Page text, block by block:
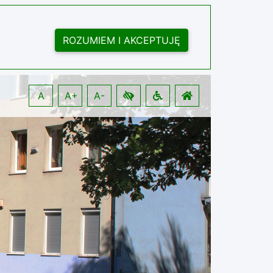
ROZUMIEM I AKCEPTUJĘ
A A+ A-